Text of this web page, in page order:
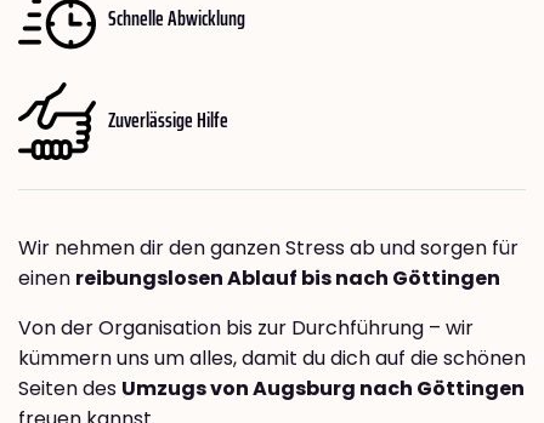
Schnelle Abwicklung
Zuverlässige Hilfe
Wir nehmen dir den ganzen Stress ab und sorgen für
einen reibungslosen Ablauf bis nach Göttingen
Von der Organisation bis zur Durchführung – wir
kümmern uns um alles, damit du dich auf die schönen
Seiten des Umzugs von Augsburg nach Göttingen